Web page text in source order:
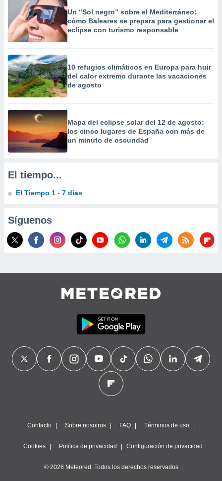
perfiles
utilizar
crear un
uso de
la
contenido
medir el
de la
el
del
de
con el
mediante
Un “Sol negro” sobre el Mediterráneo:
cómo Baleares se prepara para gestionar el
eclipse con turismo responsable
10 refugios climáticos en Europa para huir
del calor extremo durante las vacaciones
de agosto
Mapa del eclipse solar del 12 de agosto:
los cinco lugares de España con más de
un minuto de oscuridad
El tiempo...
El Tiempo 1 - 7 días
Síguenos
Contacto Sobre nosotros FAQ Términos de uso
Cookies Política de privacidad Configuración de privacidad
© 2026 Meteored. Todos los derechos reservados